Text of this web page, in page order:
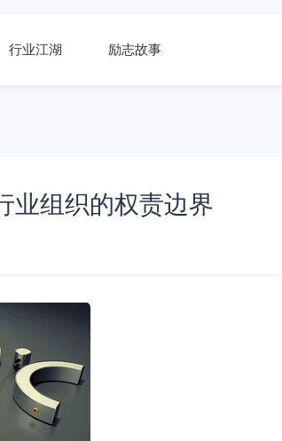
行业江湖 励志故事
业组织的权责边界